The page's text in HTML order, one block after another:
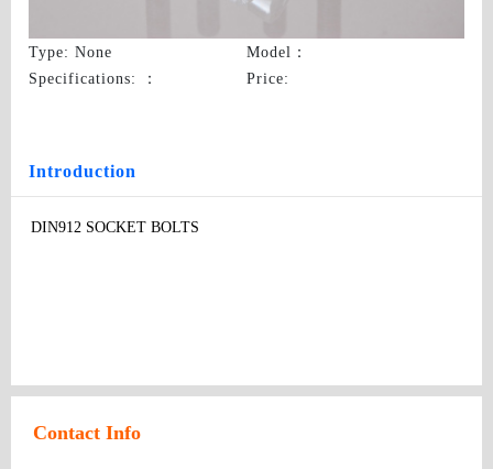
Type: None Model ：
Specifications:
： Price:
Introduction
DIN912 SOCKET BOLTS
Contact Info